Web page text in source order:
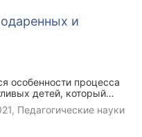
и
особенности процесса
детей, который
тесно связанный с
, Педагогические науки